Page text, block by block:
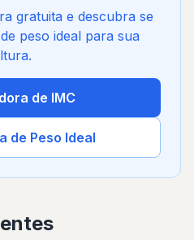
gratuita e descubra se
peso ideal para sua
de IMC
de Peso Ideal